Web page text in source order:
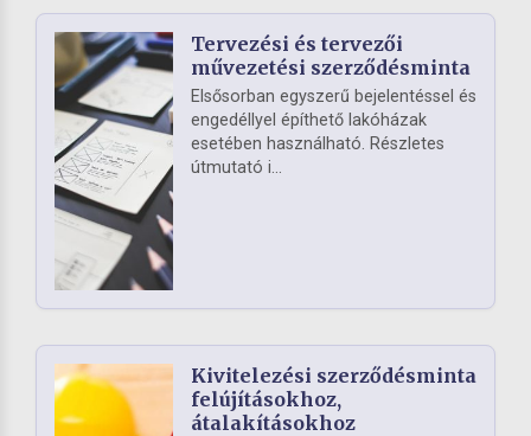
Tervezési és tervezői
művezetési szerződésminta
Elsősorban egyszerű bejelentéssel és
engedéllyel építhető lakóházak
esetében használható. Részletes
útmutató i...
Kivitelezési szerződésminta
felújításokhoz,
átalakításokhoz